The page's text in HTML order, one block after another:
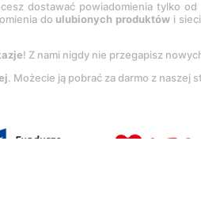
dostawać powiadomienia tylko
do ulubionych produktów i
! Z nami nigdy nie przegapisz
. Możecie ją pobrać za darmo z naszej